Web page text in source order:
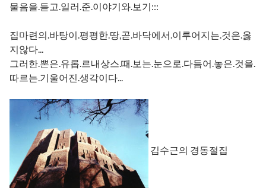
물음을.듣고.일러.준.이야기와.보기:::
집마련의.바탕이.평평한.땅,곧.바닥에서.이루어지는.것은.옳
지않다...
그러한.뽄은.유롭.르내상스.때.보는.눈으로.다듬어.놓은.것을.
따르는.기울어진.생각이다...
김수근의 경동절집